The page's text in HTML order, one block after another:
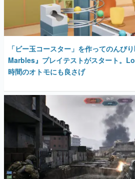
「ビー玉コースター」を作ってのんび
Marbles』プレイテストがスタート。
時間のオトモにも良さげ